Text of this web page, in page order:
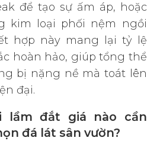
để tạo sự ấm áp, hoặc
kim loại phối nệm ngồi
hợp này mang lại tỷ lệ
hoàn hảo, giúp tổng thể
bị nặng nề mà toát lên
đại.
lầm đắt giá nào cần
đá lát sân vườn?